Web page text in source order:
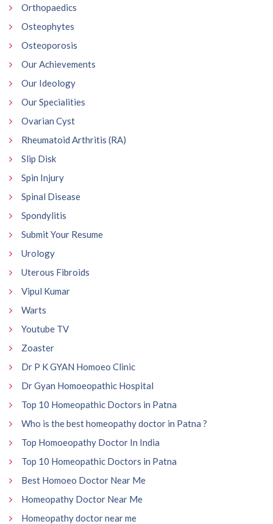
Orthopaedics
Osteophytes
Osteoporosis
Our Achievements
Our Ideology
Our Specialities
Ovarian Cyst
Rheumatoid Arthritis (RA)
Slip Disk
Spin Injury
Spinal Disease
Spondylitis
Submit Your Resume
Urology
Uterous Fibroids
Vipul Kumar
Warts
Youtube TV
Zoaster
Dr P K GYAN Homoeo Clinic
Dr Gyan Homoeopathic Hospital
Top 10 Homeopathic Doctors in Patna
Who is the best homeopathy doctor in Patna ?
Top Homoeopathy Doctor In India
Top 10 Homeopathic Doctors in Patna
Best Homoeo Doctor Near Me
Homeopathy Doctor Near Me
Homeopathy doctor near me